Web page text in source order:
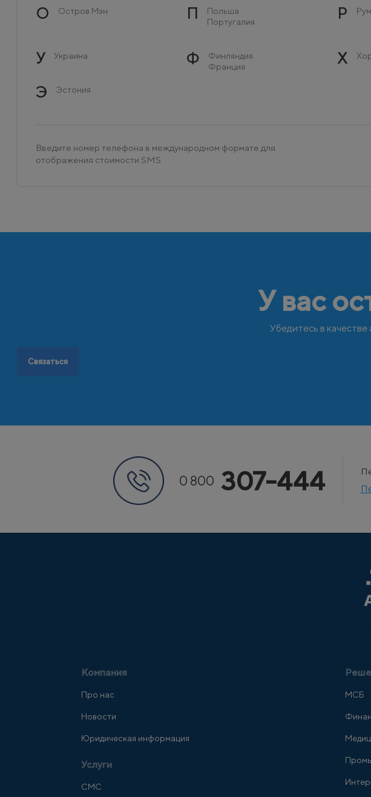
О Остров Мэн П
Польша
Португалия
Р
У Украина Ф
Финляндия
Франция
Х
Э Эстония
Введите номер телефона в международном формате для
отображения стоимости SMS
У вас
Убедитесь в
Связаться
0 800 307-444
Компания
Про нас
Новости
Юридическая информация
Услуги
СМС
МСБ